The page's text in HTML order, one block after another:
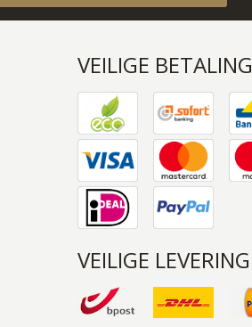
VEILIGE BETALING
VEILIGE LEVERING